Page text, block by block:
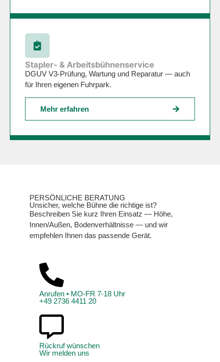
Stapler- & Arbeitsbühnenservice
DGUV V3-Prüfung, Wartung und Reparatur — auch
für Ihren eigenen Fuhrpark.
Mehr erfahren
PERSÖNLICHE BERATUNG
Unsicher, welche Bühne die richtige ist?
Beschreiben Sie kurz Ihren Einsatz — Höhe,
Innen/Außen, Bodenverhältnisse — und wir
empfehlen Ihnen das passende Gerät.
Anrufen • MO-FR 7-18 Uhr
+49 2736 4411 20
Rückruf wünschen
Wir melden uns